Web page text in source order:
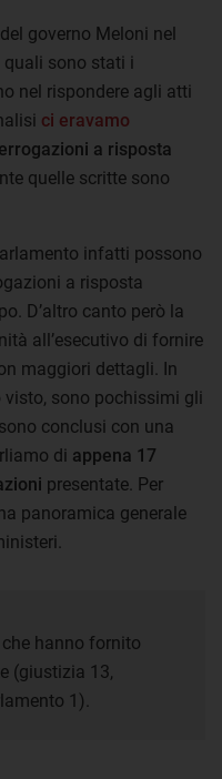
governo Meloni nel
quali sono stati i
nel rispondere agli atti
ci eravamo
a risposta
quelle scritte sono
infatti possono
a risposta
D’altro canto però la
all’esecutivo di fornire
maggiori dettagli. In
visto, sono pochissimi gli
conclusi con una
di appena 17
presentate. Per
panoramica generale
hanno fornito
(giustizia 13,
1).